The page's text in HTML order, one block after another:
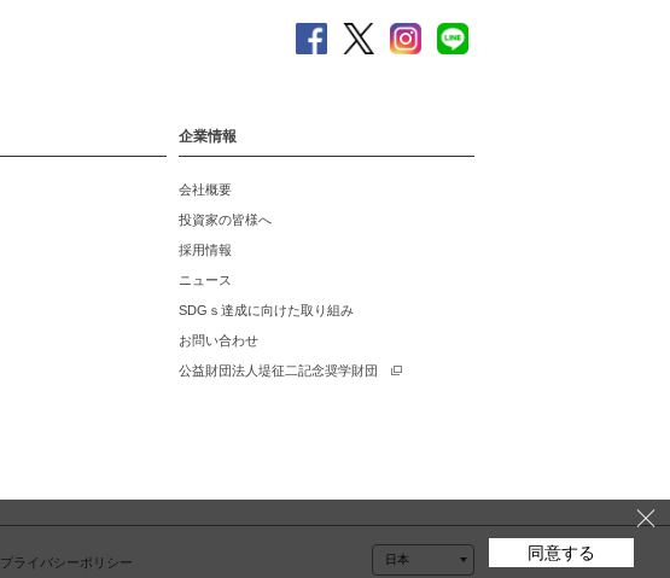
企業情報
会社概要
投資家の皆様へ
採用情報
ニュース
SDGｓ達成に向けた取り組み
お問い合わせ
公益財団法人堤征二記念奨学財団
プライバシーポリシー 同意する